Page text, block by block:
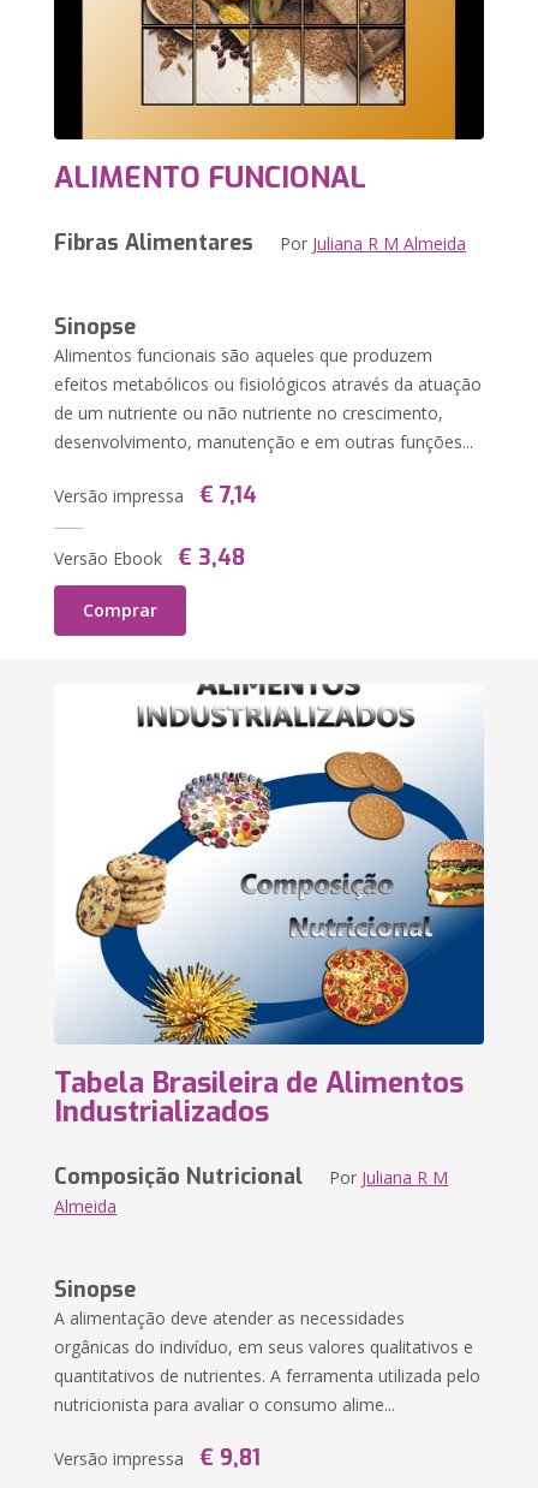
ALIMENTO FUNCIONAL
Fibras Alimentares Por Juliana R M Almeida
Sinopse
Alimentos funcionais são aqueles que produzem
efeitos metabólicos ou fisiológicos através da atuação
de um nutriente ou não nutriente no crescimento,
desenvolvimento, manutenção e em outras funções...
Versão impressa € 7,14
Versão Ebook € 3,48
Comprar
Tabela Brasileira de Alimentos
Industrializados
Composição Nutricional Por Juliana R M
Almeida
Sinopse
A alimentação deve atender as necessidades
orgânicas do indivíduo, em seus valores qualitativos e
quantitativos de nutrientes. A ferramenta utilizada pelo
nutricionista para avaliar o consumo alime...
Versão impressa € 9,81